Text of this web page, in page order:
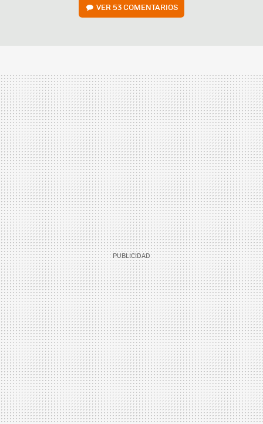
VER53 COMENTARIOS